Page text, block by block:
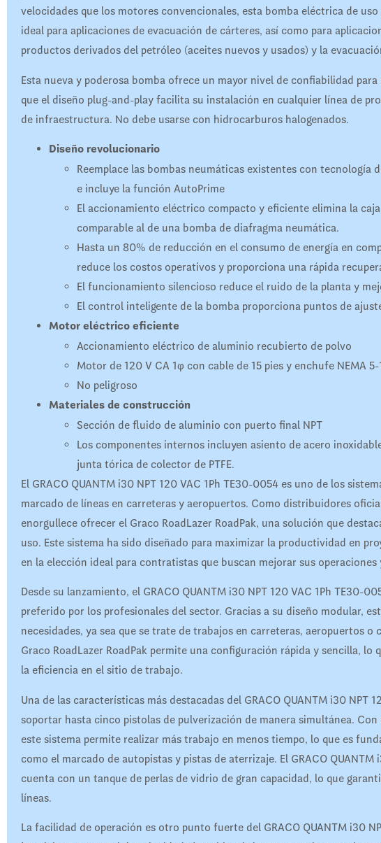
velocidades que los motores convencionales, esta bomba eléctrica de
ideal para aplicaciones de evacuación de cárteres, así como para
productos derivados del petróleo (aceites nuevos y usados) y la
Esta nueva y poderosa bomba ofrece un mayor nivel de confiabilidad
que el diseño plug-and-play facilita su instalación en cualquier línea de
de infraestructura. No debe usarse con hidrocarburos halogenados.
Diseño revolucionario
Reemplace las bombas neumáticas existentes con tecnología
e incluye la función AutoPrime
El accionamiento eléctrico compacto y eficiente elimina la
comparable al de una bomba de diafragma neumática.
Hasta un 80% de reducción en el consumo de energía en
reduce los costos operativos y proporciona una rápida
El funcionamiento silencioso reduce el ruido de la planta y
El control inteligente de la bomba proporciona puntos de
Motor eléctrico eficiente
Accionamiento eléctrico de aluminio recubierto de polvo
Motor de 120 V CA 1φ con cable de 15 pies y enchufe NEMA 5-
No peligroso
Materiales de construcción
Sección de fluido de aluminio con puerto final NPT
Los componentes internos incluyen asiento de acero
junta tórica de colector de PTFE.
El GRACO QUANTM i30 NPT 120 VAC 1Ph TE30-0054 es uno de los
marcado de líneas en carreteras y aeropuertos. Como distribuidores
enorgullece ofrecer el Graco RoadLazer RoadPak, una solución que
uso. Este sistema ha sido diseñado para maximizar la productividad en
en la elección ideal para contratistas que buscan mejorar sus
Desde su lanzamiento, el GRACO QUANTM i30 NPT 120 VAC 1Ph TE30-
preferido por los profesionales del sector. Gracias a su diseño modular,
necesidades, ya sea que se trate de trabajos en carreteras, aeropuertos
Graco RoadLazer RoadPak permite una configuración rápida y sencilla,
la eficiencia en el sitio de trabajo.
Una de las características más destacadas del GRACO QUANTM i30 NPT
soportar hasta cinco pistolas de pulverización de manera simultánea.
este sistema permite realizar más trabajo en menos tiempo, lo que es
como el marcado de autopistas y pistas de aterrizaje. El GRACO
cuenta con un tanque de perlas de vidrio de gran capacidad, lo que
líneas.
La facilidad de operación es otro punto fuerte del GRACO QUANTM i30